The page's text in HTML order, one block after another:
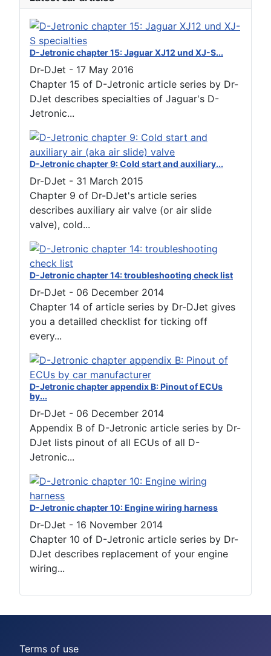
D-Jetronic chapter 15: Jaguar XJ12 und XJ-S...
Dr-DJet - 17 May 2016
Chapter 15 of D-Jetronic article series by Dr-
DJet describes specialties of Jaguar's D-
Jetronic...
D-Jetronic chapter 9: Cold start and auxiliary...
Dr-DJet - 31 March 2015
Chapter 9 of Dr-DJet's article series
describes auxiliary air valve (or air slide
valve), cold...
D-Jetronic chapter 14: troubleshooting check list
Dr-DJet - 06 December 2014
Chapter 14 of article series by Dr-DJet gives
you a detailled checklist for ticking off
every...
D-Jetronic chapter appendix B: Pinout of ECUs
by...
Dr-DJet - 06 December 2014
Appendix B of D-Jetronic article series by Dr-
DJet lists pinout of all ECUs of all D-
Jetronic...
D-Jetronic chapter 10: Engine wiring harness
Dr-DJet - 16 November 2014
Chapter 10 of D-Jetronic article series by Dr-
DJet describes replacement of your engine
wiring...
Terms of use